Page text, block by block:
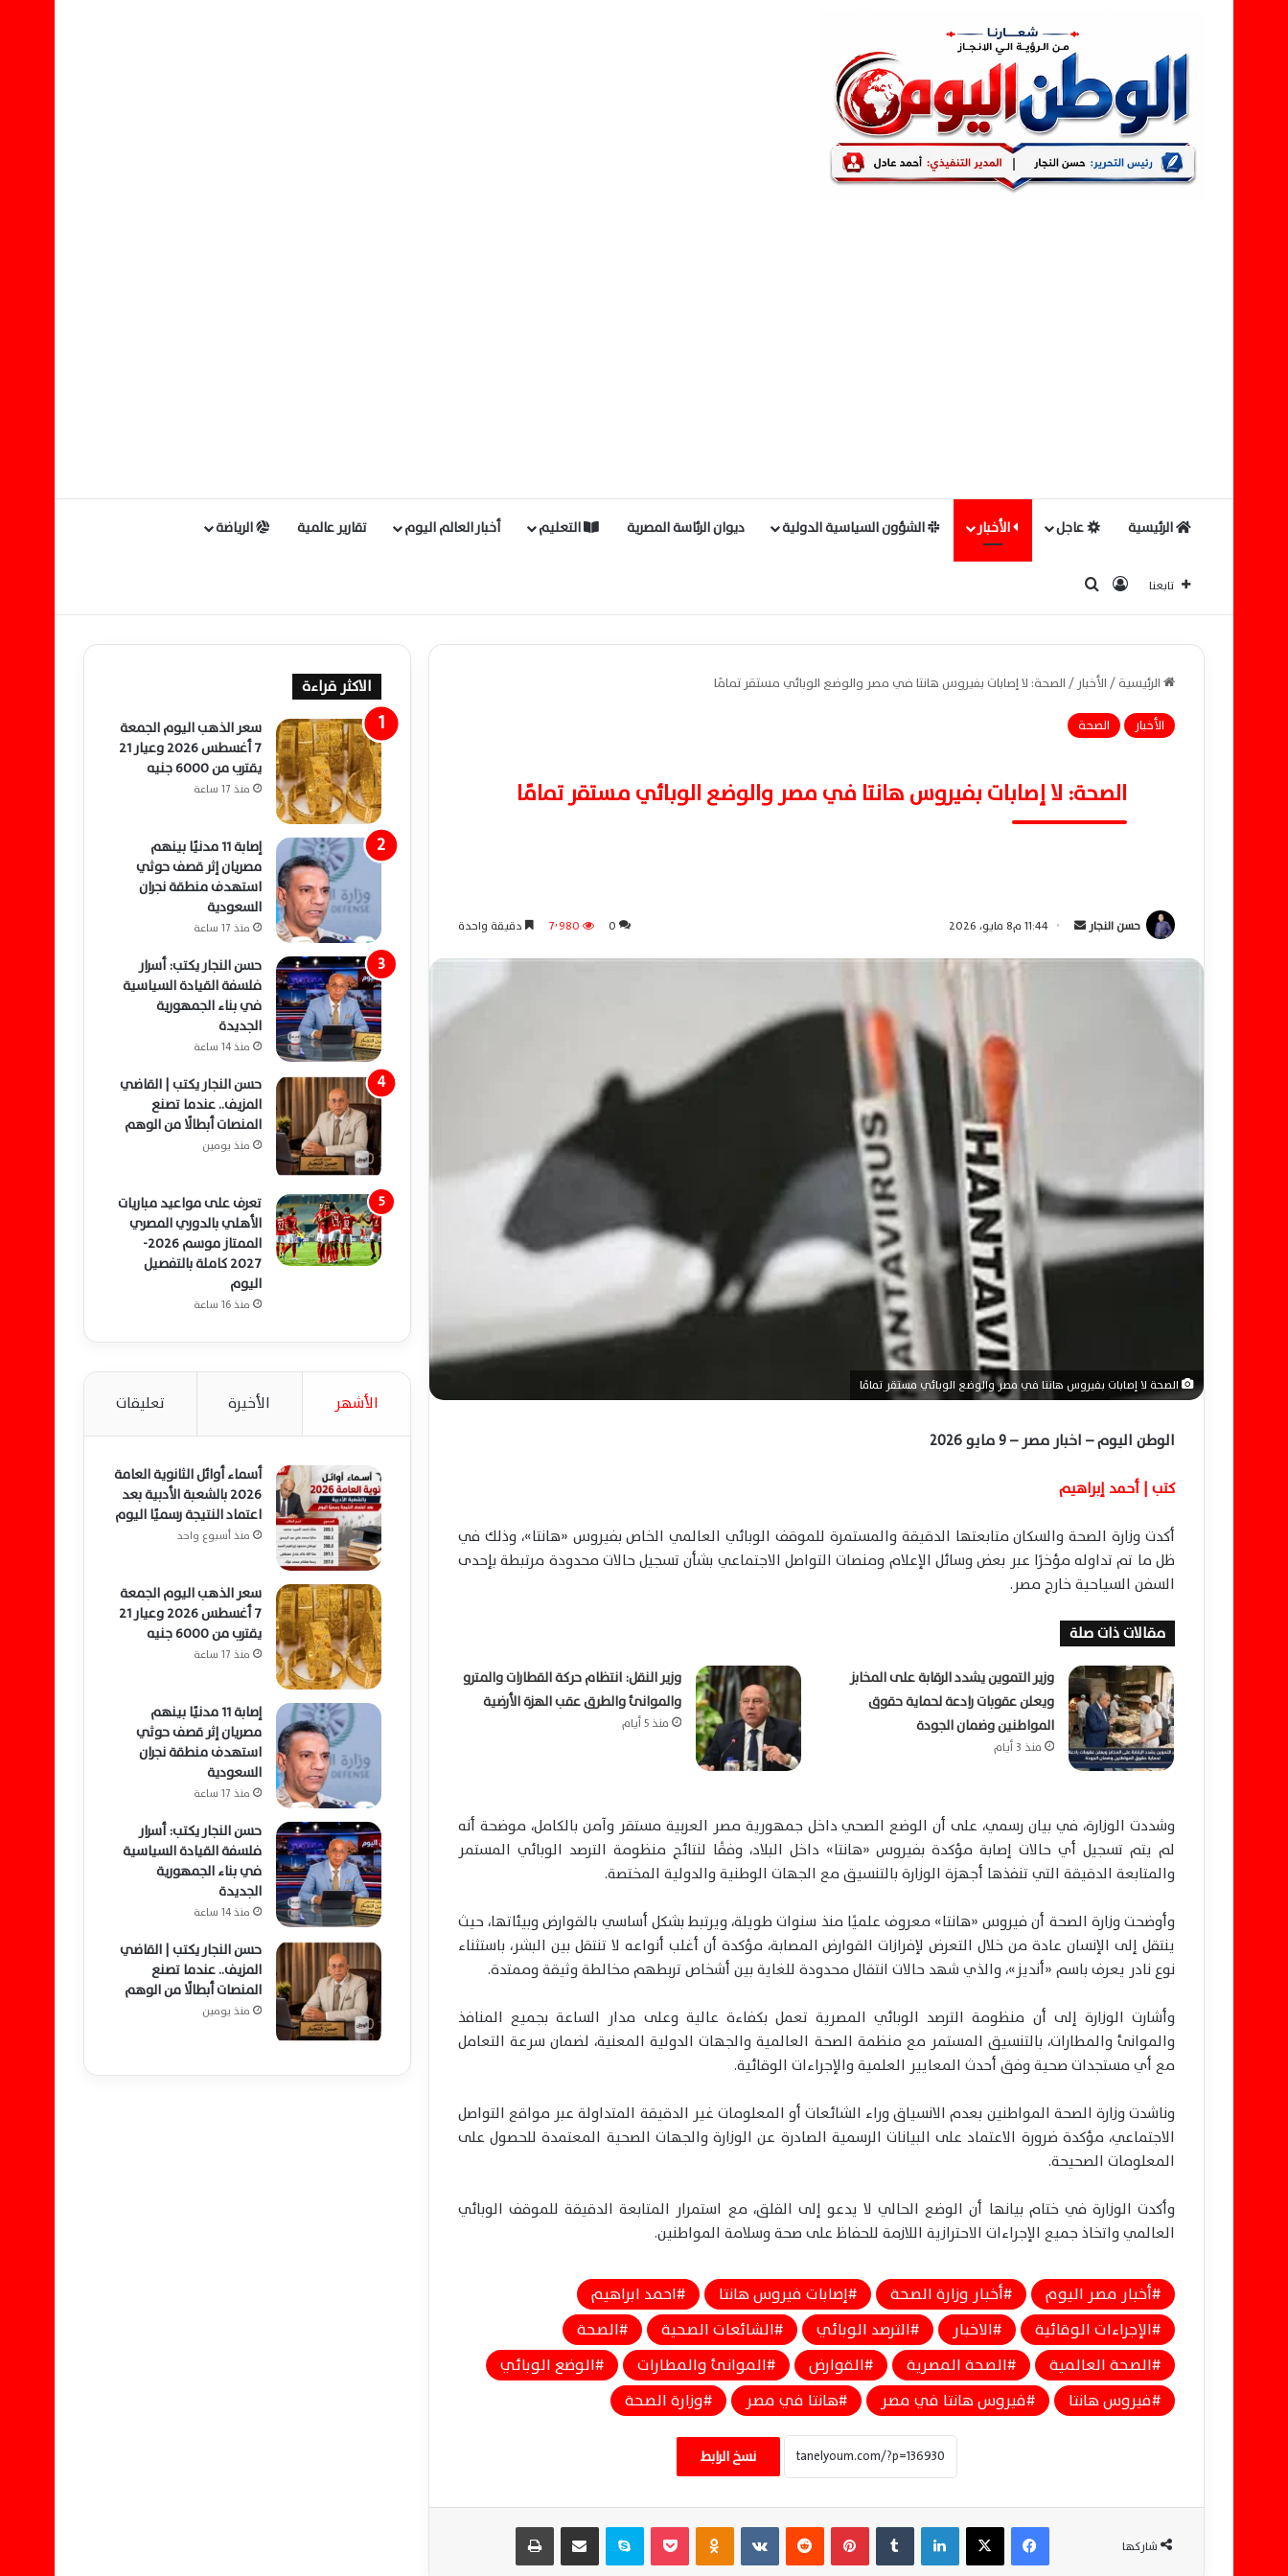
الرئيسية عاجل الأخبار الشؤون السياسية الدولية ديوان الرئاسة المصرية التعليم أخبار العالم اليوم تقارير عالمية الرياضة
تابعنا تسجيل الدخول
الرئيسية/الأخبار /الصحة: لا إصابات بفيروس هانتا في مصر والوضع الوبائي مستقر تمامًا
الأخبار
الصحة
الصحة: لا إصابات بفيروس هانتا في مصر والوضع الوبائي مستقر تمامًا
حسن النجار
ت
ر
و
ن
11:44 م8 مايو، 2026 0 7٬980 دقيقة واحدة
الصحة لا إصابات بفيروس هانتا في مصر والوضع الوبائي مستقر تمامًا
الوطن اليوم – اخبار مصر – 9 مايو 2026
كتب | أحمد إبراهيم
أكدت وزارة الصحة والسكان متابعتها الدقيقة والمستمرة للموقف الوبائي العالمي الخاص بفيروس «هانتا»، وذلك في
ظل ما تم تداوله مؤخرًا عبر بعض وسائل الإعلام ومنصات التواصل الاجتماعي بشأن تسجيل حالات محدودة مرتبطة بإحدى
السفن السياحية خارج مصر.
مقالات ذات صلة
وزير التموين يشدد الرقابة على المخابز
ويعلن عقوبات رادعة لحماية حقوق
المواطنين وضمان الجودة
منذ 3 أيام
وزير النقل: انتظام حركة القطارات والمترو
والموانئ والطرق عقب الهزة الأرضية
منذ 5 أيام
وشددت الوزارة، في بيان رسمي، على أن الوضع الصحي داخل جمهورية مصر العربية مستقر وآمن بالكامل، موضحة أنه
لم يتم تسجيل أي حالات إصابة مؤكدة بفيروس «هانتا» داخل البلاد، وفقًا لنتائج منظومة الترصد الوبائي المستمر
والمتابعة الدقيقة التي تنفذها أجهزة الوزارة بالتنسيق مع الجهات الوطنية والدولية المختصة.
وأوضحت وزارة الصحة أن فيروس «هانتا» معروف علميًا منذ سنوات طويلة، ويرتبط بشكل أساسي بالقوارض وبيئاتها، حيث
ينتقل إلى الإنسان عادة من خلال التعرض لإفرازات القوارض المصابة، مؤكدة أن أغلب أنواعه لا تنتقل بين البشر، باستثناء
نوع نادر يعرف باسم «أنديز»، والذي شهد حالات انتقال محدودة للغاية بين أشخاص تربطهم مخالطة وثيقة وممتدة.
وأشارت الوزارة إلى أن منظومة الترصد الوبائي المصرية تعمل بكفاءة عالية وعلى مدار الساعة بجميع المنافذ
والموانئ والمطارات، بالتنسيق المستمر مع منظمة الصحة العالمية والجهات الدولية المعنية، لضمان سرعة التعامل
مع أي مستجدات صحية وفق أحدث المعايير العلمية والإجراءات الوقائية.
وناشدت وزارة الصحة المواطنين بعدم الانسياق وراء الشائعات أو المعلومات غير الدقيقة المتداولة عبر مواقع التواصل
الاجتماعي، مؤكدة ضرورة الاعتماد على البيانات الرسمية الصادرة عن الوزارة والجهات الصحية المعتمدة للحصول على
المعلومات الصحيحة.
وأكدت الوزارة في ختام بيانها أن الوضع الحالي لا يدعو إلى القلق، مع استمرار المتابعة الدقيقة للموقف الوبائي
العالمي واتخاذ جميع الإجراءات الاحترازية اللازمة للحفاظ على صحة وسلامة المواطنين.
أخبار مصر اليوم أخبار وزارة الصحة إصابات فيروس هانتا
احمد ابراهيم
الإجراءات الوقائية
الاخبار الترصد الوبائي الشائعات الصحية
الصحة
الصحة العالمية
الصحة المصرية القوارض الموانئ والمطارات
الوضع الوبائي
فيروس هانتا
فيروس هانتا في مصر هانتا في مصر وزارة الصحة
نسخ الرابط
شاركها
فيسبوك ‫X لينكدإن بينتيريست ‏VKontakte سكايب مشاركة عبر البريد
لحماية المواطنين والاستعداد لأي طوارئ
صحية
مدبولي يؤكد للمصريين بالخارج دورهم
المحوري في دعم الاقتصاد وتعزيز مسيرة
التنمية الوطنية المستدامة
الاكثر قراءة
سعر الذهب اليوم الجمعة
7 أغسطس 2026 وعيار 21
يقترب من 6000 جنيه
منذ 17 ساعة
إصابة 11 مدنيًا بينهم
مصريان إثر قصف حوثي
استهدف منطقة نجران
السعودية
منذ 17 ساعة
حسن النجار يكتب: أسرار
فلسفة القيادة السياسية
في بناء الجمهورية
الجديدة
منذ 14 ساعة
حسن النجار يكتب | القاضي
المزيف.. عندما تصنع
المنصات أبطالًا من الوهم
منذ يومين
تعرف على مواعيد مباريات
الأهلي بالدوري المصري
الممتاز موسم 2026-
2027 كاملة بالتفصيل
اليوم
منذ 16 ساعة
الأشهر الأخيرة تعليقات
أسماء أوائل الثانوية العامة
2026 بالشعبة الأدبية بعد
اعتماد النتيجة رسميًا اليوم
منذ أسبوع واحد
سعر الذهب اليوم الجمعة
7 أغسطس 2026 وعيار 21
يقترب من 6000 جنيه
منذ 17 ساعة
إصابة 11 مدنيًا بينهم
مصريان إثر قصف حوثي
استهدف منطقة نجران
السعودية
منذ 17 ساعة
حسن النجار يكتب: أسرار
فلسفة القيادة السياسية
في بناء الجمهورية
الجديدة
منذ 14 ساعة
حسن النجار يكتب | القاضي
المزيف.. عندما تصنع
المنصات أبطالًا من الوهم
منذ يومين